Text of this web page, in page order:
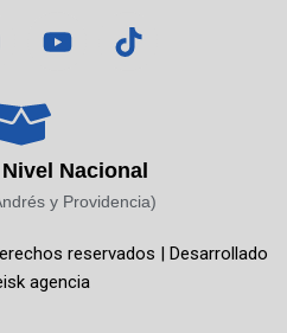
Y
o
b
e
T
i
k
Nacional
y Providencia)
reservados | Desarrollado
agencia